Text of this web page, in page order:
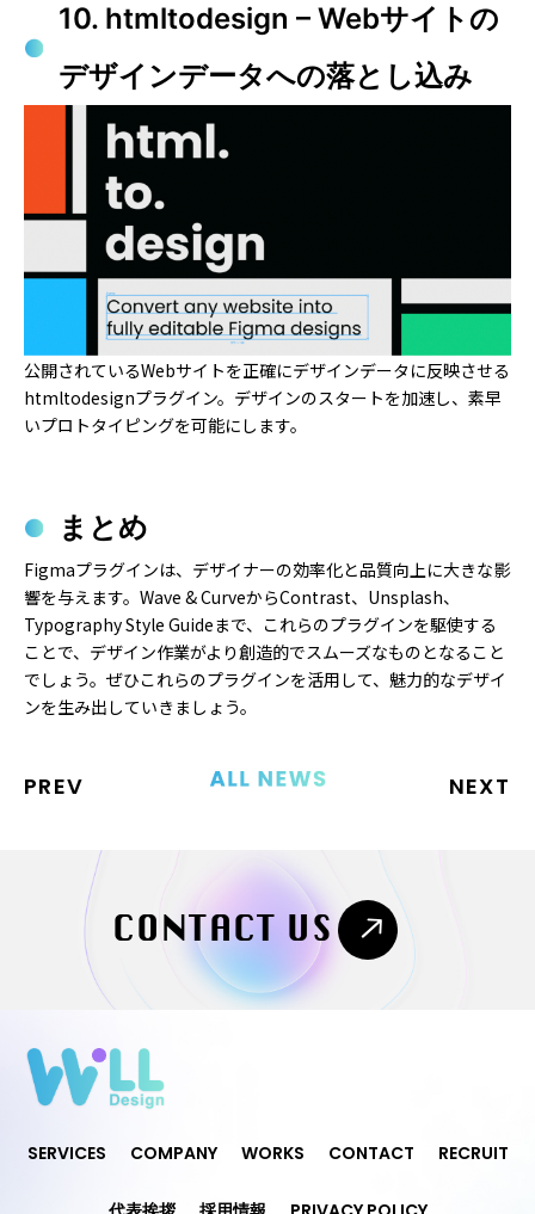
10. htmltodesign – Webサイトの
デザインデータへの落とし込み
公開されているWebサイトを正確にデザインデータに反映させる
htmltodesignプラグイン。デザインのスタートを加速し、素早
いプロトタイピングを可能にします。
まとめ
Figmaプラグインは、デザイナーの効率化と品質向上に大きな影
響を与えます。Wave & CurveからContrast、Unsplash、
Typography Style Guideまで、これらのプラグインを駆使する
ことで、デザイン作業がより創造的でスムーズなものとなること
でしょう。ぜひこれらのプラグインを活用して、魅力的なデザイ
ンを生み出していきましょう。
PREV NEXT
CONTACT US
SERVICES COMPANY WORKS CONTACT RECRUIT